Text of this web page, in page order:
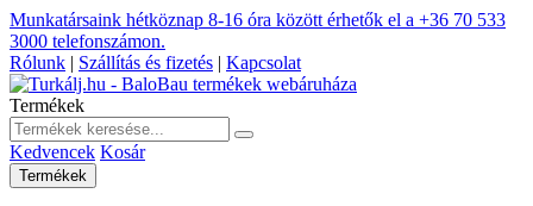
Munkatársaink hétköznap 8-16 óra között érhetők el a +36 70 533
3000 telefonszámon.
Rólunk | Szállítás és fizetés | Kapcsolat
Termékek
Kedvencek Kosár
Termékek